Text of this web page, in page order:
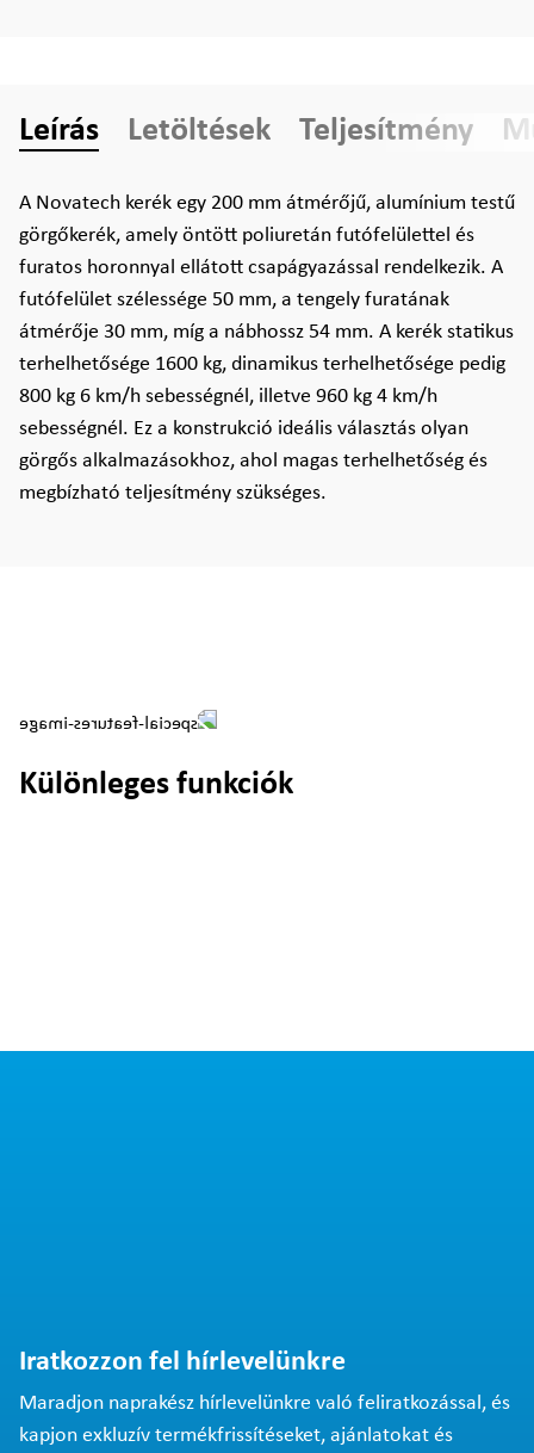
Leírás Letöltések Teljesítmény
A Novatech kerék egy 200 mm átmérőjű, alumínium testű
görgőkerék, amely öntött poliuretán futófelülettel és
furatos horonnyal ellátott csapágyazással rendelkezik. A
futófelület szélessége 50 mm, a tengely furatának
átmérője 30 mm, míg a nábhossz 54 mm. A kerék statikus
terhelhetősége 1600 kg, dinamikus terhelhetősége pedig
800 kg 6 km/h sebességnél, illetve 960 kg 4 km/h
sebességnél. Ez a konstrukció ideális választás olyan
görgős alkalmazásokhoz, ahol magas terhelhetőség és
megbízható teljesítmény szükséges.
Különleges funkciók
Iratkozzon fel hírlevelünkre
Maradjon naprakész hírlevelünkre való feliratkozással, és
kapjon exkluzív termékfrissítéseket, ajánlatokat és